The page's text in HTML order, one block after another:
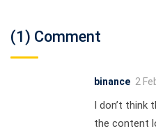
(1) Comment
binance 2
I don’t think
the content